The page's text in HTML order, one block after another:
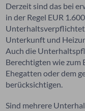
Derzeit sind das bei
in der Regel EUR
Unterkunft und
Auch die
Berechtigten wie zum
Ehegatten oder dem
berücksichtigen.
Sind mehrere